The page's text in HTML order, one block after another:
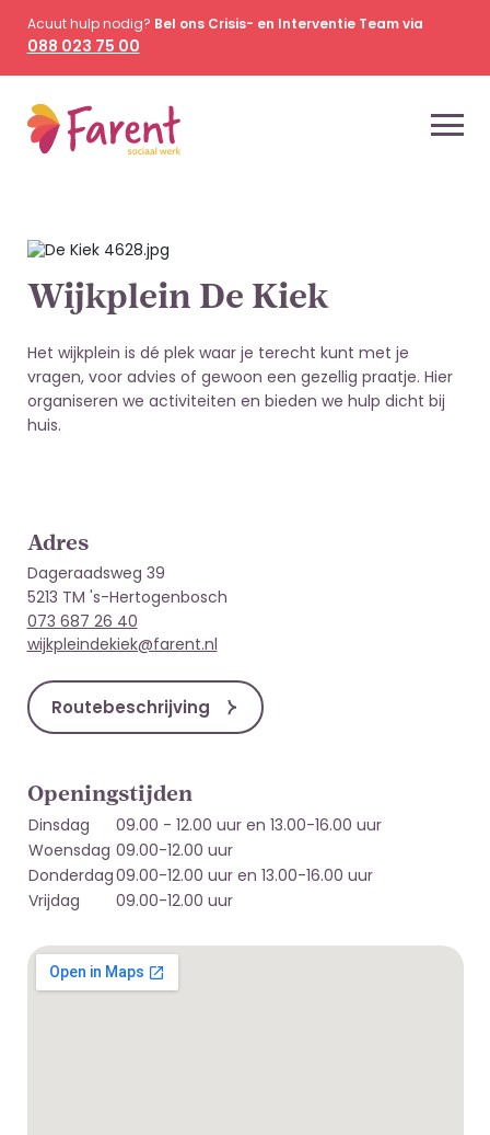
Acuut hulp nodig? Bel ons Crisis- en Interventie Team via
088 023 75 00
Wijkplein De Kiek
Het wijkplein is dé plek waar je terecht kunt met je
vragen, voor advies of gewoon een gezellig praatje. Hier
organiseren we activiteiten en bieden we hulp dicht bij
huis.
Adres
Dageraadsweg 39
5213 TM 's-Hertogenbosch
073 687 26 40
wijkpleindekiek@farent.nl
Routebeschrijving
Openingstijden
Dinsdag
09.00 - 12.00 uur en 13.00-16.00 uur
Woensdag 09.00-12.00 uur
Donderdag09.00-12.00 uur en 13.00-16.00 uur
Vrijdag
09.00-12.00 uur